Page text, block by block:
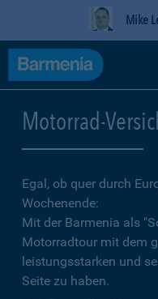
Mike
Motorrad-
Egal, ob quer durch
Wochenende:
Mit der Barmenia als
Motorradtour mit dem
leistungsstarken und
Seite zu haben.